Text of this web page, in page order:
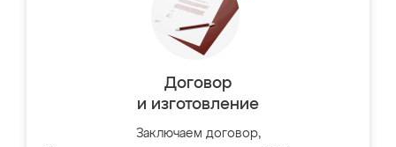
Договор
и изготовление
Заключаем договор,